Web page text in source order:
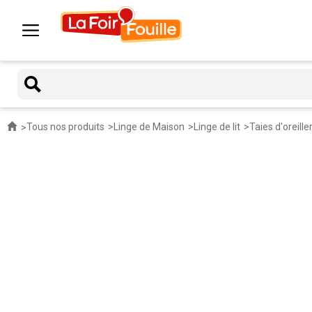
Tous nos produits Linge de Maison Linge de lit Taies